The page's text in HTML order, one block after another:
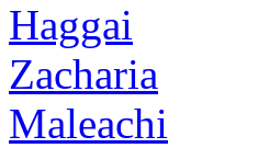
Haggai
Zacharia
Maleachi